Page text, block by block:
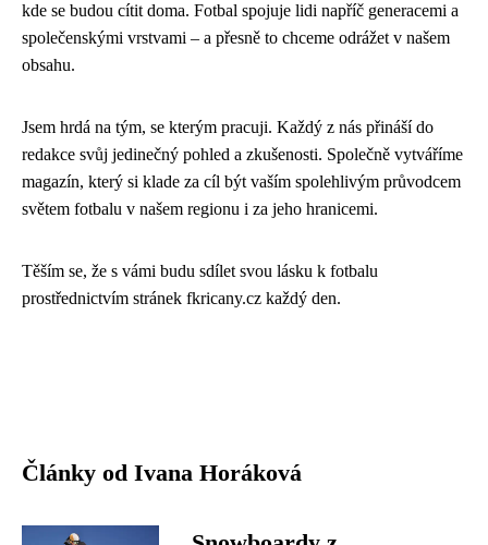
kde se budou cítit doma. Fotbal spojuje lidi napříč generacemi a
společenskými vrstvami – a přesně to chceme odrážet v našem
obsahu.
Jsem hrdá na tým, se kterým pracuji. Každý z nás přináší do
redakce svůj jedinečný pohled a zkušenosti. Společně vytváříme
magazín, který si klade za cíl být vaším spolehlivým průvodcem
světem fotbalu v našem regionu i za jeho hranicemi.
Těším se, že s vámi budu sdílet svou lásku k fotbalu
prostřednictvím stránek fkricany.cz každý den.
Články od Ivana Horáková